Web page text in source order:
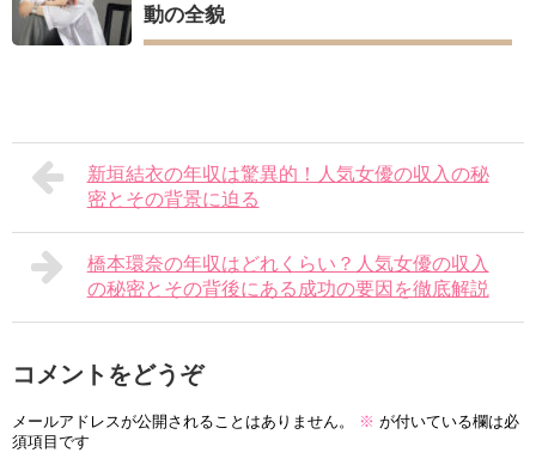
動の全貌
新垣結衣の年収は驚異的！人気女優の収入の秘
密とその背景に迫る
橋本環奈の年収はどれくらい？人気女優の収入
の秘密とその背後にある成功の要因を徹底解説
コメントをどうぞ
メールアドレスが公開されることはありません。 ※ が付いている欄は必
須項目です